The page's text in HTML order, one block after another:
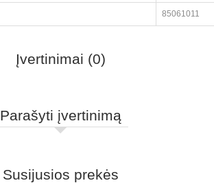
85061011
Įvertinimai (0)
Parašyti įvertinimą
Susijusios prekės